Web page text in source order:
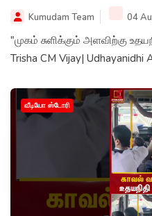
Kumudam Team 04
"முகம் சுளிக்கும் அளவிற்கு
Trisha CM Vijay| Udhayanidhi
வீடியோ ஸ்டோரி